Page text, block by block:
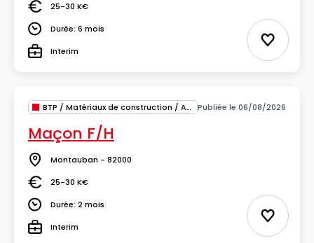
Salaire25-30 K€
DuréeDurée: 6 mois
TypeInterim Ajouter
BTP / Matériaux de construction / Architecture Publiée le 06/08/2026
Maçon F/H
Lieu Montauban - 82000
Salaire25-30 K€
DuréeDurée: 2 mois
TypeInterim Ajouter